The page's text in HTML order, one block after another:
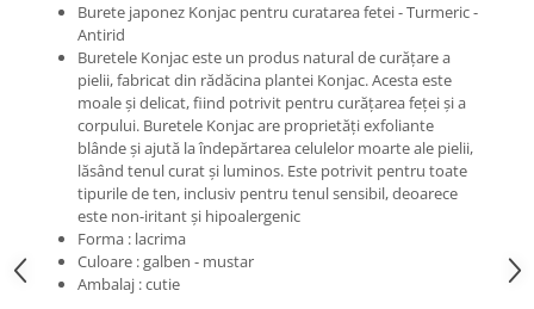
Burete japonez Konjac pentru curatarea fetei - Turmeric -
Antirid
Buretele Konjac este un produs natural de curățare a
pielii, fabricat din rădăcina plantei Konjac. Acesta este
moale și delicat, fiind potrivit pentru curățarea feței și a
corpului. Buretele Konjac are proprietăți exfoliante
blânde și ajută la îndepărtarea celulelor moarte ale pielii,
lăsând tenul curat și luminos. Este potrivit pentru toate
tipurile de ten, inclusiv pentru tenul sensibil, deoarece
este non-iritant și hipoalergenic
Forma : lacrima
Culoare : galben - mustar
Ambalaj : cutie